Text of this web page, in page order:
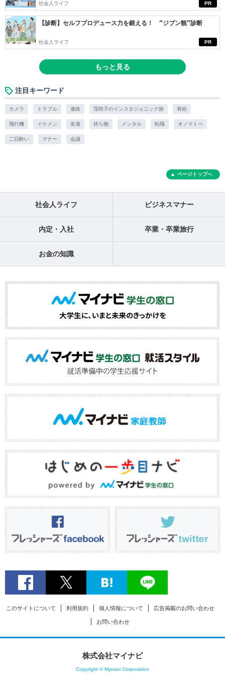
PR
社会人ライフ
PR
【診断】セルフプロデュース力を鍛える！ “ジブン観”診断
社会人ライフ
もっと見る
注目キーワード
カメラ トラブル 連絡 窪咲子のインスタジェニック旅 有給
飛行機 イケメン 友達 持ち物 メンタル 転職 オノマトペ
二日酔い マナー 会議
ページトップへ
社会人ライフ ビジネスマナー
内定・入社 卒業・卒業旅行
お金の知識
このサイトについて 利用規約 個人情報について 広告掲載のお問い合わせ
お問い合わせ
株式会社マイナビ
Copyright © Mynavi Corporation